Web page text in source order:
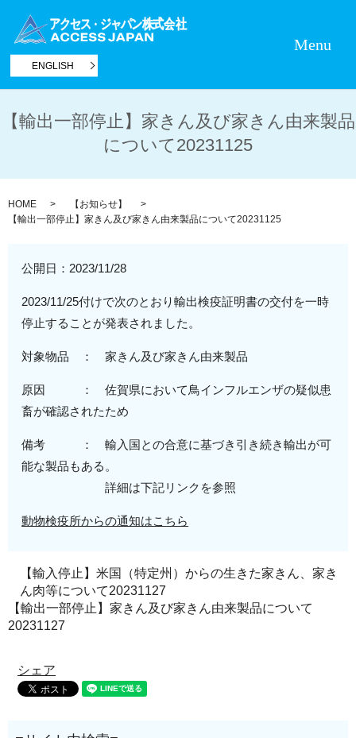
ENGLISH
Menu
【輸出一部停止】家きん及び家きん由来製品
について20231125
HOME
【お知らせ】
【輸出一部停止】家きん及び家きん由来製品について20231125
公開日： 2023/11/28
2023/11/25付けで次のとおり輸出検疫証明書の交付を一時
停止することが発表されました。
対象物品 ： 家きん及び家きん由来製品
原因 ： 佐賀県において鳥インフルエンザの疑似患
畜が確認されたため
備考 ： 輸入国との合意に基づき引き続き輸出が可
能な製品もある。
詳細は下記リンクを参照
動物検疫所からの通知はこちら
【輸入停止】米国（特定州）からの生きた家きん、家き
ん肉等について20231127
【輸出一部停止】家きん及び家きん由来製品について
20231127
シェア